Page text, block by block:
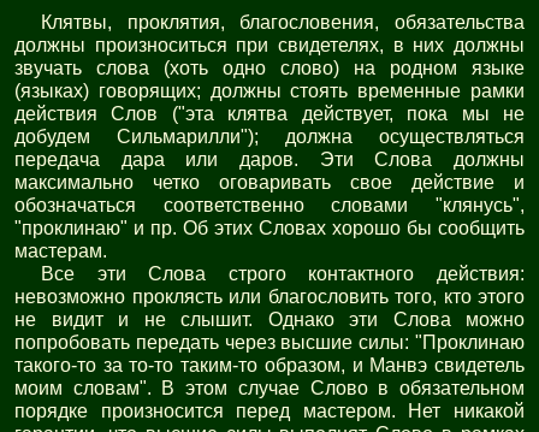
Клятвы, проклятия, благословения, обязательства
должны произноситься при свидетелях, в них должны
звучать слова (хоть одно слово) на родном языке
(языках) говорящих; должны стоять временные рамки
действия Слов ("эта клятва действует, пока мы не
добудем Сильмарилли"); должна осуществляться
передача дара или даров. Эти Слова должны
максимально четко оговаривать свое действие и
обозначаться соответственно словами "клянусь",
"проклинаю" и пр. Об этих Словах хорошо бы сообщить
мастерам.
Все эти Слова строго контактного действия:
невозможно проклясть или благословить того, кто этого
не видит и не слышит. Однако эти Слова можно
попробовать передать через высшие силы: "Проклинаю
такого-то за то-то таким-то образом, и Манвэ свидетель
моим словам". В этом случае Слово в обязательном
порядке произносится перед мастером. Нет никакой